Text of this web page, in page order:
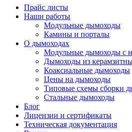
Прайс листы
Наши работы
Модульные дымоходы
Камины и порталы
О дымоходах
Модульные дымоходы с
Дымоходы из
Коаксиальные дымоходы
Цены на дымоходы
Типовые схемы сборки
Стальные дымоходы
Блог
Лицензии и сертификаты
Техническая документация